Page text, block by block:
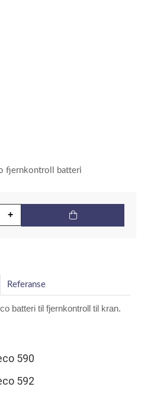
fjernkontroll batteri
Referanse
batteri til fjernkontroll til kran.
590
592